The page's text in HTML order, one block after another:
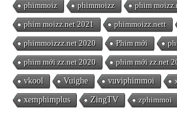
phimmoiz phimmoizz phim
phim moizz.net 2021 phimmoizz.nett
phimmoizzz.net 2020 Phim mới
phim mới zz.net 2020 phim mới zz.net
vkool Vuighe vuviphimmoi
xemphimplus ZingTV zphimmoi